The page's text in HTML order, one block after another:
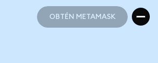
OBTÉN METAMASK